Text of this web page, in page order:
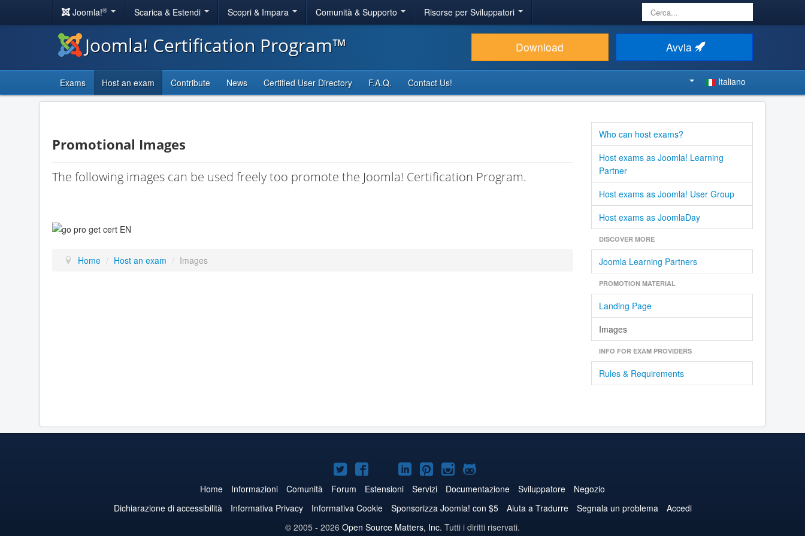
Joomla!® Scarica & Estendi Scopri & Impara Comunità & Supporto Risorse per Sviluppatori Cerca...
Joomla! Certification Program™ Download Avvia
Exams Host an exam Contribute News Certified User Directory F.A.Q. Contact Us! Italiano
Promotional Images
The following images can be used freely too promote the Joomla! Certification Program.
Home / Host an exam / Images
Who can host exams?
Host exams as Joomla! Learning
Partner
Host exams as Joomla! User Group
Host exams as JoomlaDay
DISCOVER MORE
Joomla Learning Partners
PROMOTION MATERIAL
Landing Page
Images
INFO FOR EXAM PROVIDERS
Rules & Requirements
Joomla!
su
Twitter
Joomla!
su
Facebook
Joomla!
su
YouTube
Joomla!
su
LinkedIn
Joomla!
su
Pinterest
Joomla!
su
Instagram
Joomla!
su
GitHub
Home Informazioni Comunità Forum Estensioni Servizi Documentazione Sviluppatore
Negozio
Dichiarazione di accessibilità
Informativa Privacy Informativa Cookie Sponsorizza Joomla! con $5 Aiuta a Tradurre Segnala un problema
Accedi
© 2005 - 2026 Open Source Matters, Inc. Tutti i diritti riservati.